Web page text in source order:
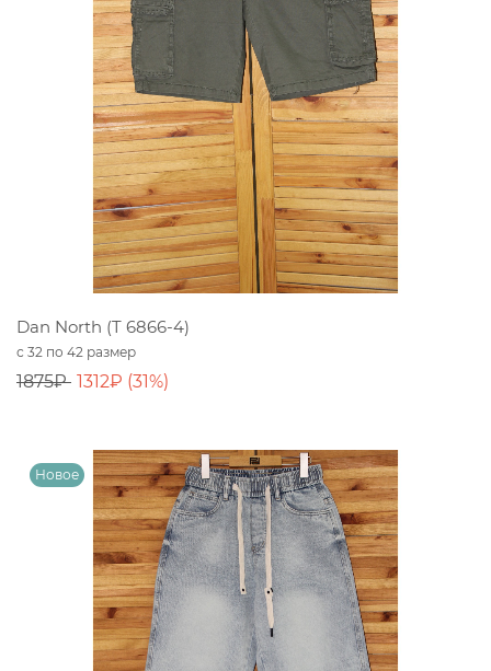
Dan North (T 6866-4)
с 32 по 42 размер
1875₽ 1312₽ (31%)